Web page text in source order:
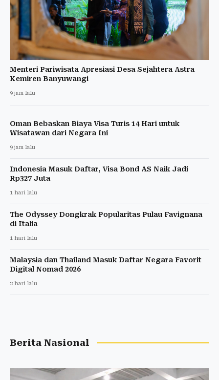
Menteri Pariwisata Apresiasi Desa Sejahtera Astra
Kemiren Banyuwangi
9 jam lalu
Oman Bebaskan Biaya Visa Turis 14 Hari untuk
Wisatawan dari Negara Ini
9 jam lalu
Indonesia Masuk Daftar, Visa Bond AS Naik Jadi
Rp327 Juta
1 hari lalu
The Odyssey Dongkrak Popularitas Pulau Favignana
di Italia
1 hari lalu
Malaysia dan Thailand Masuk Daftar Negara Favorit
Digital Nomad 2026
2 hari lalu
Berita Nasional